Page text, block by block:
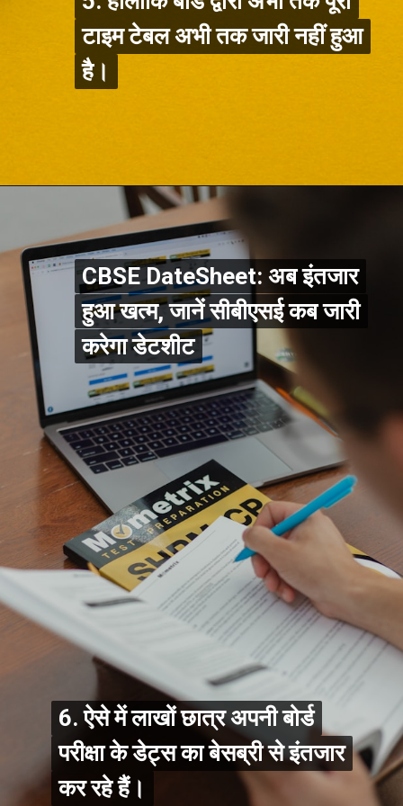
टाइम टेबल अभी तक जारी नहीं हुआ
है।
टाइम टेबल अभी तक जारी नहीं हुआ
CBSE DateSheet: अब इंतजार
हुआ खत्म, जानें सीबीएसई कब जारी
करेगा डेटशीट
CBSE DateSheet: अब इंतजार
हुआ खत्म, जानें सीबीएसई कब जारी
करेगा डेटशीट
6. ऐसे में लाखों छात्र अपनी बोर्ड
परीक्षा के डेट्स का बेसब्री से इंतजार
कर रहे हैं।
6. ऐसे में लाखों छात्र अपनी बोर्ड
परीक्षा के डेट्स का बेसब्री से इंतजार